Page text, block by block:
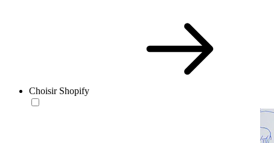
Choisir Shopify